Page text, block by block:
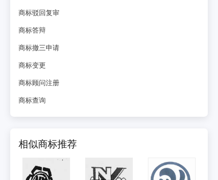
商标驳回复审
商标答辩
商标撤三申请
商标变更
商标顾问注册
商标查询
相似商标推荐